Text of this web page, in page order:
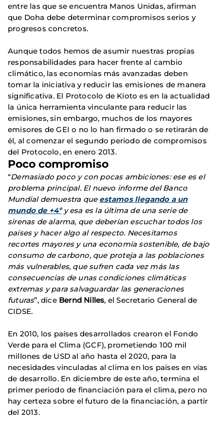
entre las que se encuentra Manos Unidas, afirman
que Doha debe determinar compromisos serios y
progresos concretos.
Aunque todos hemos de asumir nuestras propias
responsabilidades para hacer frente al cambio
climático, las economías más avanzadas deben
tomar la iniciativa y reducir las emisiones de manera
significativa. El Protocolo de Kioto es en la actualidad
la única herramienta vinculante para reducir las
emisiones, sin embargo, muchos de los mayores
emisores de GEI o no lo han firmado o se retirarán de
él, al comenzar el segundo periodo de compromisos
del Protocolo, en enero 2013.
Poco compromiso
“Demasiado poco y con pocas ambiciones: ese es el
problema principal. El nuevo informe del Banco
Mundial demuestra que estamos llegando a un
mundo de +4ºy esa es la última de una serie de
sirenas de alarma, que deberían escuchar todos los
países y hacer algo al respecto. Necesitamos
recortes mayores y una economía sostenible, de bajo
consumo de carbono, que proteja a las poblaciones
más vulnerables, que sufren cada vez más las
consecuencias de unas condiciones climáticas
extremas y para salvaguardar las generaciones
futuras”, dice Bernd Nilles, el Secretario General de
CIDSE.
En 2010, los países desarrollados crearon el Fondo
Verde para el Clima (GCF), prometiendo 100 mil
millones de USD al año hasta el 2020, para la
necesidades vinculadas al clima en los países en vías
de desarrollo. En diciembre de este año, termina el
primer periodo de financiación para el clima, pero no
hay certeza sobre el futuro de la financiación, a partir
del 2013.